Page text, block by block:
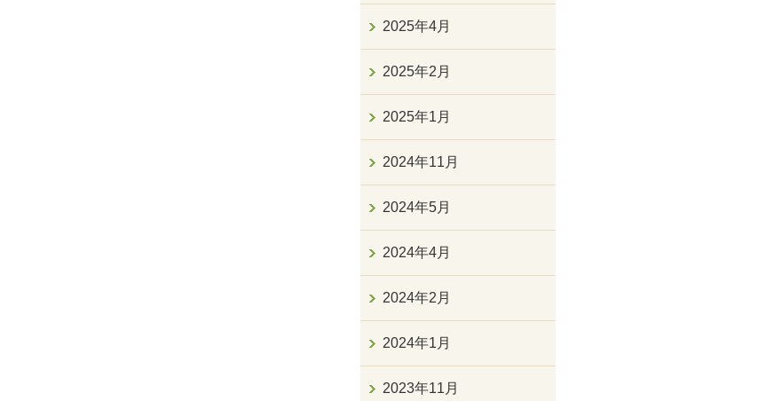
2025年4月
2025年2月
2025年1月
2024年11月
2024年5月
2024年4月
2024年2月
2024年1月
2023年11月